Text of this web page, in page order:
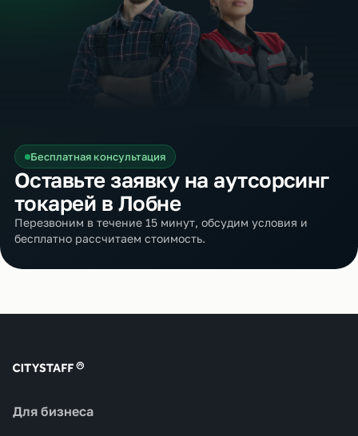
Бесплатная консультация
Оставьте заявку на аутсорсинг
токарей в Лобне
Перезвоним в течение 15 минут, обсудим условия и
бесплатно рассчитаем стоимость.
Для бизнеса